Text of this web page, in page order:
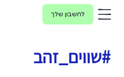
לחשבון שלך
#שווים_זהב